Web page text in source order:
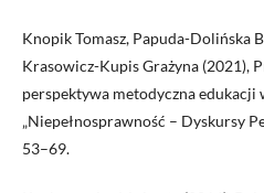
Knopik Tomasz, Papuda-Dolińska
Krasowicz-Kupis Grażyna (2021),
perspektywa metodyczna edukacji
„Niepełnosprawność – Dyskursy
53–69.